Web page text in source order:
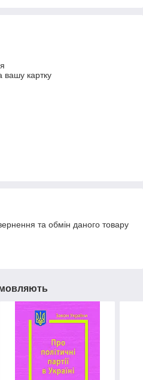
вашу картку
та обмін даного товару